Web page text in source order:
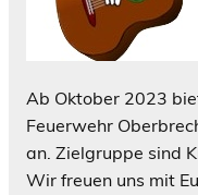
Ab Oktober 2023
Feuerwehr
an. Zielgruppe sind
Wir freuen uns mit